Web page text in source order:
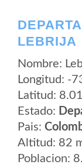
LEBRIJA
Nombre:
Longitud: -
Latitud:
Estado:
Pais:
Altitud: 82
Poblacion: